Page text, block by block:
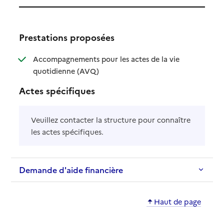
Prestations proposées
Accompagnements pour les actes de la vie
quotidienne (AVQ): disponible
: non disponible
Actes spécifiques
Veuillez contacter la structure pour connaître
les actes spécifiques.
Demande d'aide financière
Haut de page